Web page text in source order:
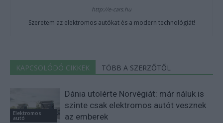
http://e-cars.hu
Szeretem az elektromos autókat és a modern technológiát!
KAPCSOLÓDÓ CIKKEK TÖBB A SZERZŐTŐL
Elektromos
autó
Dánia utolérte Norvégiát: már náluk is
szinte csak elektromos autót vesznek
az emberek